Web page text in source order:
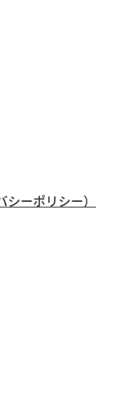
ーポリシー）